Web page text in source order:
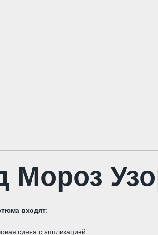
Мороз
входят:
синяя с аппликацией